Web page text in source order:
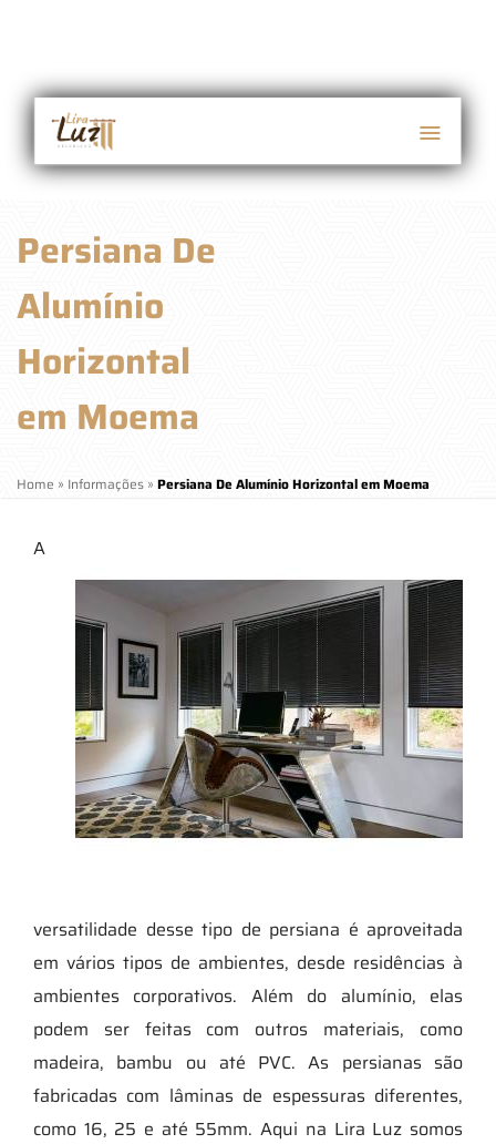
Persiana De
Alumínio
Horizontal
em Moema
Home » Informações » Persiana De Alumínio Horizontal em Moema
A
versatilidade desse tipo de persiana é aproveitada
em vários tipos de ambientes, desde residências à
ambientes corporativos. Além do alumínio, elas
podem ser feitas com outros materiais, como
madeira, bambu ou até PVC. As persianas são
fabricadas com lâminas de espessuras diferentes,
como 16, 25 e até 55mm. Aqui na Lira Luz somos